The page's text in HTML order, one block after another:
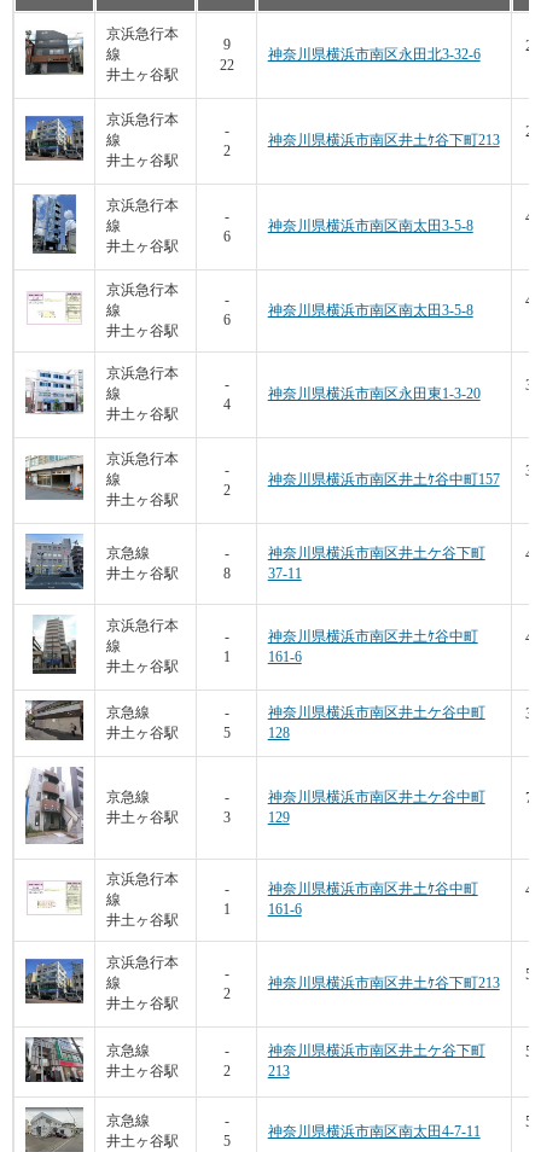
京浜急行本
線
井土ヶ谷駅
9
22
神奈川県横浜市南区永田北3-32-6
京浜急行本
線
井土ヶ谷駅
-
2
神奈川県横浜市南区井土ｹ谷下町213
京浜急行本
線
井土ヶ谷駅
-
6
神奈川県横浜市南区南太田3-5-8
京浜急行本
線
井土ヶ谷駅
-
6
神奈川県横浜市南区南太田3-5-8
京浜急行本
線
井土ヶ谷駅
-
4
神奈川県横浜市南区永田東1-3-20
京浜急行本
線
井土ヶ谷駅
-
2
神奈川県横浜市南区井土ｹ谷中町157
京急線
井土ヶ谷駅
-
8
神奈川県横浜市南区井土ケ谷下町
37-11
京浜急行本
線
井土ヶ谷駅
-
1
神奈川県横浜市南区井土ｹ谷中町
161-6
京急線
井土ヶ谷駅
-
5
神奈川県横浜市南区井土ケ谷中町
128
京急線
井土ヶ谷駅
-
3
神奈川県横浜市南区井土ケ谷中町
129
京浜急行本
線
井土ヶ谷駅
-
1
神奈川県横浜市南区井土ｹ谷中町
161-6
京浜急行本
線
井土ヶ谷駅
-
2
神奈川県横浜市南区井土ｹ谷下町213
京急線
井土ヶ谷駅
-
2
神奈川県横浜市南区井土ケ谷下町
213
京急線
井土ヶ谷駅
-
5
神奈川県横浜市南区南太田4-7-11